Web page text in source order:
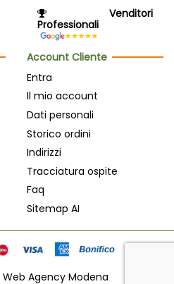
Venditori
Professionali
Account Cliente
Entra
Il mio account
Dati personali
Storico ordini
Indirizzi
Tracciatura ospite
Faq
Sitemap AI
Web Agency Modena